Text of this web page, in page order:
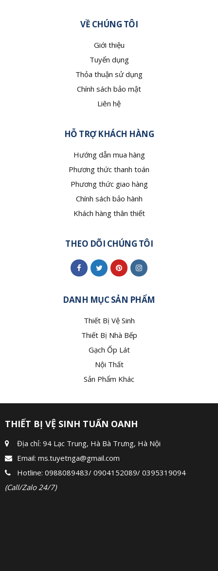
VỀ CHÚNG TÔI
Giới thiệu
Tuyển dụng
Thỏa thuận sử dụng
Chính sách bảo mật
Liên hệ
HỖ TRỢ KHÁCH HÀNG
Hướng dẫn mua hàng
Phương thức thanh toán
Phương thức giao hàng
Chính sách bảo hành
Khách hàng thân thiết
THEO DÕI CHÚNG TÔI
DANH MỤC SẢN PHẨM
Thiết Bị Vệ Sinh
Thiết Bị Nhà Bếp
Gạch Ốp Lát
Nội Thất
Sản Phẩm Khác
THIẾT BỊ VỆ SINH TUẤN OANH
Địa chỉ: 94 Lạc Trung, Hà Bà Trưng, Hà Nội
Email: ms.tuyetnga@gmail.com
Hotline: 0988089483/ 0904152089/ 0395319094
(Call/Zalo 24/7)